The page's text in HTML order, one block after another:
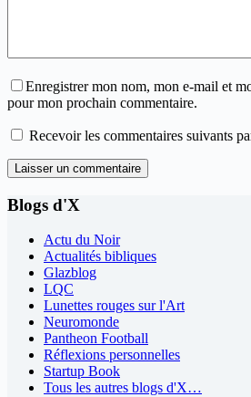
Enregistrer mon nom, mon e-mail et
pour mon prochain commentaire.
Recevoir les commentaires suivants
Laisser un commentaire
Blogs d'X
Actu du Noir
Actualités bibliques
Glazblog
LQC
Lunettes rouges sur l'Art
Neuromonde
Pantheon Football
Réflexions personnelles
Startup Book
Tous les autres blogs d'X…